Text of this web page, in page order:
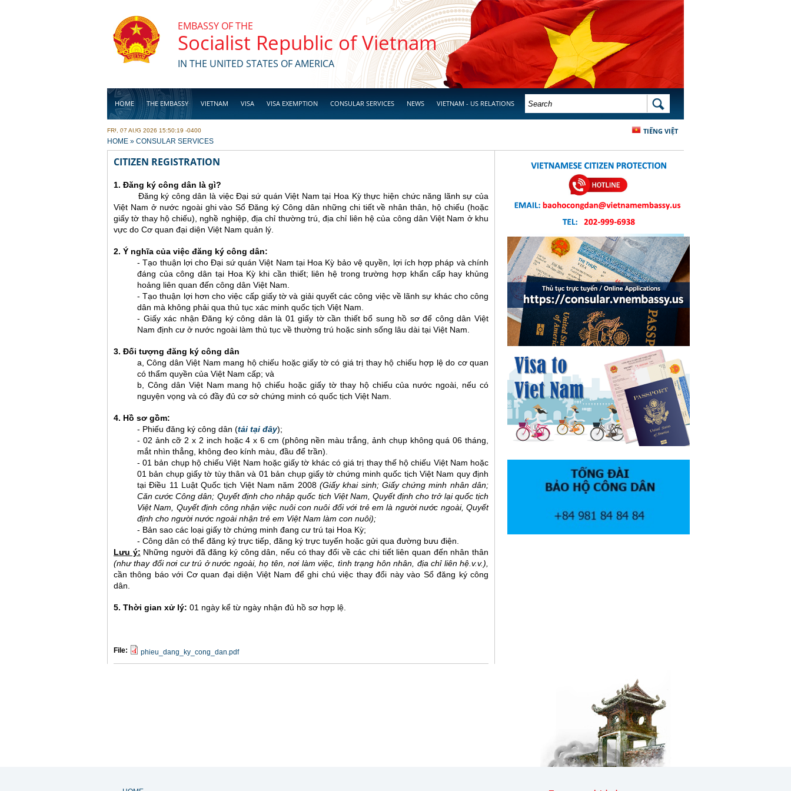
EMBASSY OF THE
Socialist Republic of Vietnam
IN THE UNITED STATES OF AMERICA
HOME THE EMBASSY VIETNAM VISA VISA EXEMPTION CONSULAR SERVICES NEWS VIETNAM - US RELATIONS
BUSINESS
SEARCH FORM SEARCH
TIẾNG VIỆT
FRI, 07 AUG 2026 15:50:19 -0400
YOU ARE HERE
HOME » CONSULAR SERVICES
CITIZEN REGISTRATION
1. Đăng ký công dân là gì?
Đăng ký công dân là việc Đại sứ quán Việt Nam tại Hoa Kỳ thực hiện chức năng lãnh sự của
Việt Nam ở nước ngoài ghi vào Sổ Đăng ký Công dân những chi tiết về nhân thân, hộ chiếu (hoặc
giấy tờ thay hộ chiếu), nghề nghiệp, địa chỉ thường trú, địa chỉ liên hệ của công dân Việt Nam ở khu
vực do Cơ quan đại diện Việt Nam quản lý.
2. Ý nghĩa của việc đăng ký công dân:
- Tạo thuận lợi cho Đại sứ quán Việt Nam tại Hoa Kỳ bảo vệ quyền, lợi ích hợp pháp và chính
đáng của công dân tại Hoa Kỳ khi cần thiết; liên hệ trong trường hợp khẩn cấp hay khủng
hoảng liên quan đến công dân Việt Nam.
- Tạo thuận lợi hơn cho việc cấp giấy tờ và giải quyết các công việc về lãnh sự khác cho công
dân mà không phải qua thủ tục xác minh quốc tịch Việt Nam.
- Giấy xác nhận Đăng ký công dân là 01 giấy tờ cần thiết bổ sung hồ sơ để công dân Việt
Nam định cư ở nước ngoài làm thủ tục về thường trú hoặc sinh sống lâu dài tại Việt Nam.
3. Đối tượng đăng ký công dân
a, Công dân Việt Nam mang hộ chiếu hoặc giấy tờ có giá trị thay hộ chiếu hợp lệ do cơ quan
có thẩm quyền của Việt Nam cấp; và
b, Công dân Việt Nam mang hộ chiếu hoặc giấy tờ thay hộ chiếu của nước ngoài, nếu có
nguyện vọng và có đầy đủ cơ sở chứng minh có quốc tịch Việt Nam.
4. Hồ sơ gồm:
- Phiếu đăng ký công dân (tải tại đây);
- 02 ảnh cỡ 2 x 2 inch hoặc 4 x 6 cm (phông nền màu trắng, ảnh chụp không quá 06 tháng,
mắt nhìn thẳng, không đeo kính màu, đầu để trần).
- 01 bản chụp hộ chiếu Việt Nam hoặc giấy tờ khác có giá trị thay thế hộ chiếu Việt Nam hoặc
01 bản chụp giấy tờ tùy thân và 01 bản chụp giấy tờ chứng minh quốc tịch Việt Nam quy định
tại Điều 11 Luật Quốc tịch Việt Nam năm 2008 (Giấy khai sinh; Giấy chứng minh nhân dân;
Căn cước Công dân; Quyết định cho nhập quốc tịch Việt Nam, Quyết định cho trở lại quốc tịch
Việt Nam, Quyết định công nhận việc nuôi con nuôi đối với trẻ em là người nước ngoài, Quyết
định cho người nước ngoài nhận trẻ em Việt Nam làm con nuôi);
- Bản sao các loại giấy tờ chứng minh đang cư trú tại Hoa Kỳ;
- Công dân có thể đăng ký trực tiếp, đăng ký trực tuyến hoặc gửi qua đường bưu điện.
Lưu ý: Những người đã đăng ký công dân, nếu có thay đổi về các chi tiết liên quan đến nhân thân
(như thay đổi nơi cư trú ở nước ngoài, họ tên, nơi làm việc, tình trạng hôn nhân, địa chỉ liên hệ.v.v.),
cần thông báo với Cơ quan đại diện Việt Nam để ghi chú việc thay đổi này vào Sổ đăng ký công
dân.
5. Thời gian xử lý: 01 ngày kể từ ngày nhận đủ hồ sơ hợp lệ.
File: phieu_dang_ky_cong_dan.pdf